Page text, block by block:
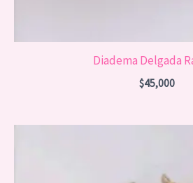
Diadema Delgada
$45,000